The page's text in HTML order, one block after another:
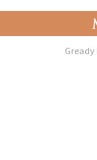
Gready